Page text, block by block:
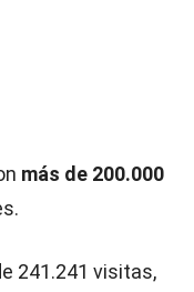
más de 200.000
241.241 visitas,